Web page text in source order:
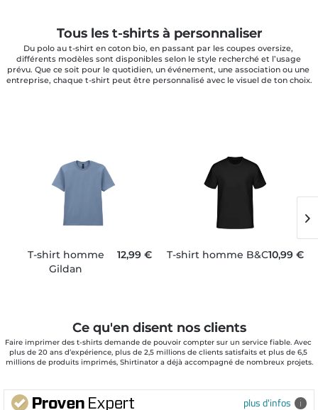
T-shirt homme
Gildan
12,99 € T-shirt homme B&C10,99 €
Tous les t-shirts à personnaliser
Du polo au t-shirt en coton bio, en passant par les coupes oversize,
différents modèles sont disponibles selon le style recherché et l’usage
prévu. Que ce soit pour le quotidien, un événement, une association ou une
entreprise, chaque t-shirt peut être personnalisé avec le visuel de ton choix.
plus d'infos
Ce qu'en disent nos clients
Faire imprimer des t-shirts demande de pouvoir compter sur un service fiable. Avec
plus de 20 ans d’expérience, plus de 2,5 millions de clients satisfaits et plus de 6,5
millions de produits imprimés, Shirtinator a déjà accompagné de nombreux projets.